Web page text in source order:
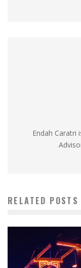
Endah Caratri
RELATED POSTS